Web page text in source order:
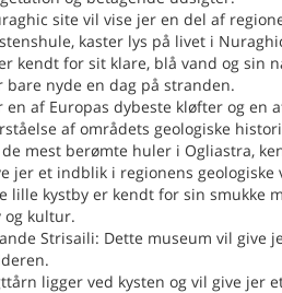
site vil vise jer en del af
kaster lys på livet i
kendt for sit klare, blå vand og
nyde en dag på stranden.
en af Europas dybeste kløfter og
af områdets geologiske
mest berømte huler i Ogliastra,
jer et indblik i regionens geologiske
lille kystby er kendt for sin smukke
og kultur.
Strisaili: Dette museum vil
ligger ved kysten og vil give jer